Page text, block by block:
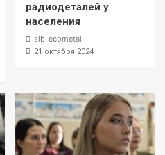
радиодеталей у
населения
sib_ecometal
21 октября 2024